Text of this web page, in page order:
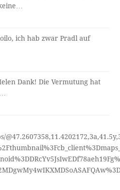
ich hab zwar Pradl auf
Dank! Die Vermutung hat